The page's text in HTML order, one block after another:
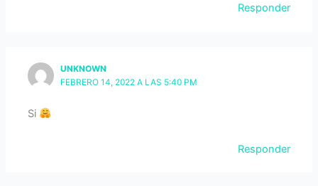
Responder
UNKNOWN
FEBRERO 14, 2022 A LAS 5:40 PM
Si
Responder